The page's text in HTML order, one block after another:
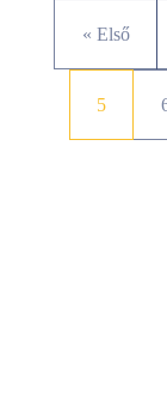
Első oldal
« Első
Jelenlegi
5